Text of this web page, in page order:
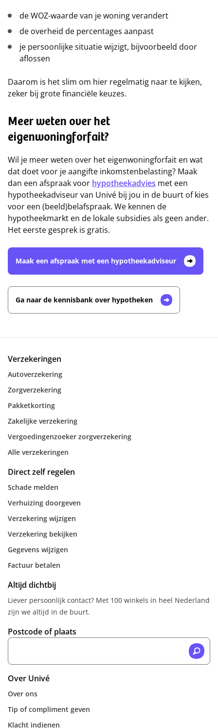
de WOZ-waarde van je woning verandert
de overheid de percentages aanpast
je persoonlijke situatie wijzigt, bijvoorbeeld door
aflossen
Daarom is het slim om hier regelmatig naar te kijken,
zeker bij grote financiële keuzes.
Meer weten over het
eigenwoningforfait?
Wil je meer weten over het eigenwoningforfait en wat
dat doet voor je aangifte inkomstenbelasting? Maak
dan een afspraak voor hypotheekadvies met een
hypotheekadviseur van Univé bij jou in de buurt of kies
voor een (beeld)belafspraak. We kennen de
hypotheekmarkt en de lokale subsidies als geen ander.
Het eerste gesprek is gratis.
Maak een afspraak met een hypotheekadviseur
Ga naar de kennisbank over hypotheken
Verzekeringen
Autoverzekering
Zorgverzekering
Pakketkorting
Zakelijke verzekering
Vergoedingenzoeker zorgverzekering
Alle verzekeringen
Direct zelf regelen
Schade melden
Verhuizing doorgeven
Verzekering wijzigen
Verzekering bekijken
Gegevens wijzigen
Factuur betalen
Altijd dichtbij
Liever persoonlijk contact? Met 100 winkels in heel Nederland
zijn we altijd in de buurt.
Postcode of plaats
Over Univé
Over ons
Tip of compliment geven
Klacht indienen